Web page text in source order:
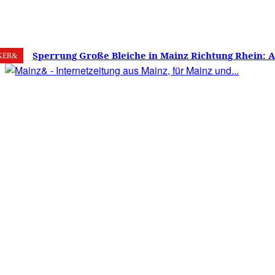
8. August 2026 21.7 Mainz
Sperrung Große Bleiche in Mainz Richtung Rhein:
verwirrt, Mainzer stinksauer – Haben die Mainzer